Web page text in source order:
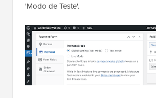
'Modo de Teste'.